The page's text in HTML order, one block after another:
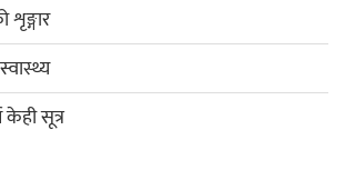
शृङ्गार
सूत्र